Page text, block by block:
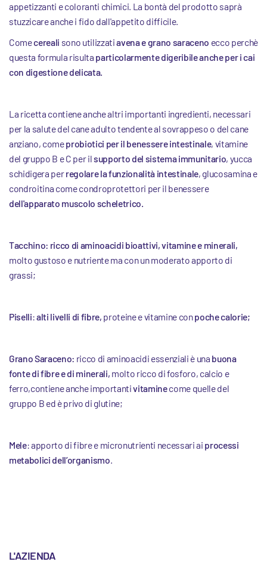
appetizzanti e coloranti chimici. La bontà del prodotto saprà
stuzzicare anche i fido dall'appetito difficile.
Comecereali sono utilizzatiavena e grano saraceno ecco perchè
questa formula risulta particolarmente digeribile anche per i cai
con digestione delicata.
La ricetta contiene anche altri importanti ingredienti, necessari
per la salute del cane adulto tendente al sovrappeso o del cane
anziano, comeprobiotici per il benessere intestinale, vitamine
del gruppo B e C per ilsupporto del sistema immunitario, yucca
schidigera perregolare la funzionalità intestinale, glucosamina e
condroitina come condroprotettori per il benessere
dell'apparato muscolo scheletrico.
Tacchino: ricco di aminoacidi bioattivi, vitamine e minerali,
molto gustoso e nutriente ma con un moderato apporto di
grassi;
Piselli:alti livelli di fibre, proteine e vitamine conpoche calorie;
Grano Saraceno: ricco di aminoacidi essenziali è una buona
fonte di fibre e di minerali, molto ricco di fosforo, calcio e
ferro,contiene anche importantivitaminecome quelle del
gruppo B ed è privo di glutine;
Mele: apporto di fibre e micronutrienti necessari ai processi
metabolici dell’organismo.
L'AZIENDA